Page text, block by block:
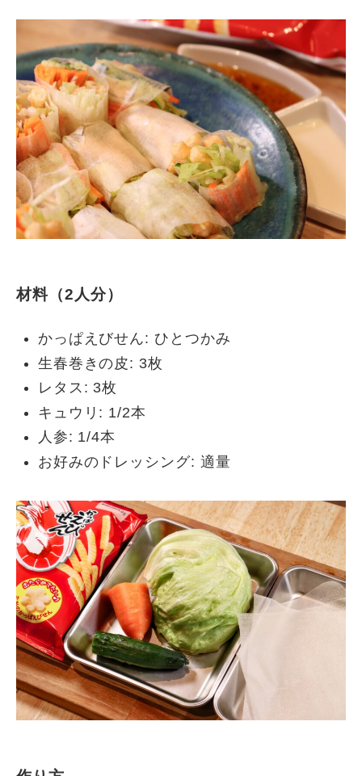
材料（2人分）
かっぱえびせん: ひとつかみ
生春巻きの皮: 3枚
レタス: 3枚
キュウリ: 1/2本
人参: 1/4本
お好みのドレッシング: 適量